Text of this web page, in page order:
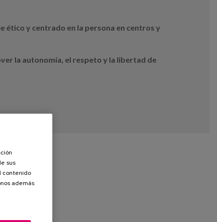
ético y centrado en la persona en centros y
la autonomía, el respeto y la libertad de
sus
contenido
además